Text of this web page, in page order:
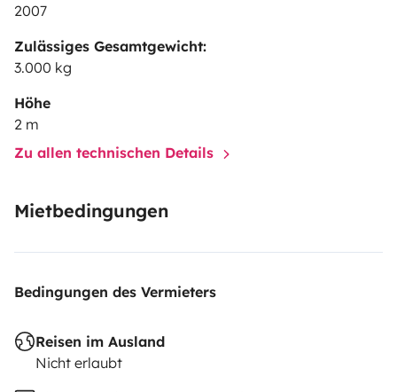
2007
Zulässiges Gesamtgewicht:
3.000 kg
Höhe
2 m
Zu allen technischen Details
Mietbedingungen
Bedingungen des Vermieters
Reisen im Ausland
Nicht erlaubt